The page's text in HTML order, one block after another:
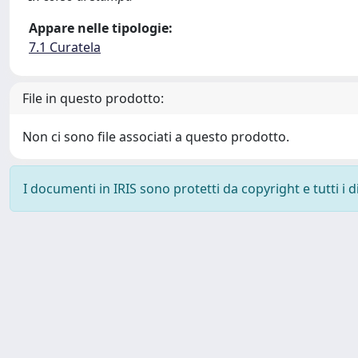
Appare nelle tipologie:
7.1 Curatela
File in questo prodotto:
Non ci sono file associati a questo prodotto.
I documenti in IRIS sono protetti da copyright e tutti i